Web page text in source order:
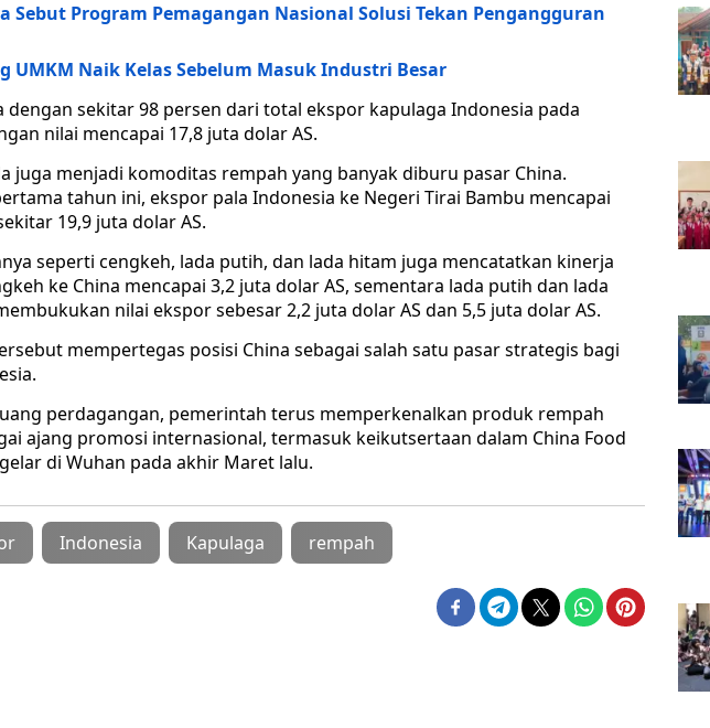
Sebut Program Pemagangan Nasional Solusi Tekan Pengangguran
UMKM Naik Kelas Sebelum Masuk Industri Besar
sekitar 98 persen dari total ekspor kapulaga Indonesia pada
nilai mencapai 17,8 juta dolar AS.
juga menjadi komoditas rempah yang banyak diburu pasar China.
tahun ini, ekspor pala Indonesia ke Negeri Tirai Bambu mencapai
19,9 juta dolar AS.
seperti cengkeh, lada putih, dan lada hitam juga mencatatkan kinerja
ke China mencapai 3,2 juta dolar AS, sementara lada putih dan lada
nilai ekspor sebesar 2,2 juta dolar AS dan 5,5 juta dolar AS.
mempertegas posisi China sebagai salah satu pasar strategis bagi
perdagangan, pemerintah terus memperkenalkan produk rempah
ajang promosi internasional, termasuk keikutsertaan dalam China Food
di Wuhan pada akhir Maret lalu.
Indonesia Kapulaga rempah